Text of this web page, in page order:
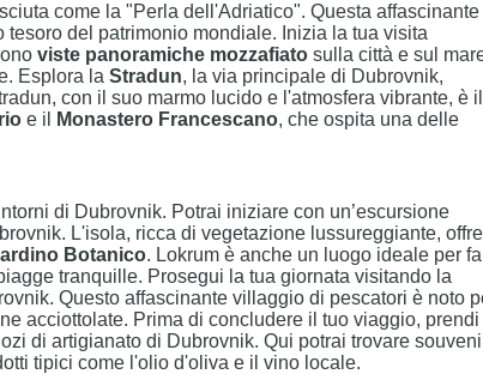
come la "Perla dell'Adriatico". Questa affascinante
tesoro del patrimonio mondiale. Inizia la tua visita
viste panoramiche mozzafiato sulla città e sul
Esplora la Stradun, la via principale di Dubrovnik,
con il suo marmo lucido e l'atmosfera vibrante, è il
e il Monastero Francescano, che ospita una delle
di Dubrovnik. Potrai iniziare con un’escursione
L'isola, ricca di vegetazione lussureggiante, offre
Botanico. Lokrum è anche un luogo ideale per
tranquille. Prosegui la tua giornata visitando la
Questo affascinante villaggio di pescatori è noto
acciottolate. Prima di concludere il tuo viaggio, prendi
di artigianato di Dubrovnik. Qui potrai trovare
tipici come l'olio d'oliva e il vino locale.